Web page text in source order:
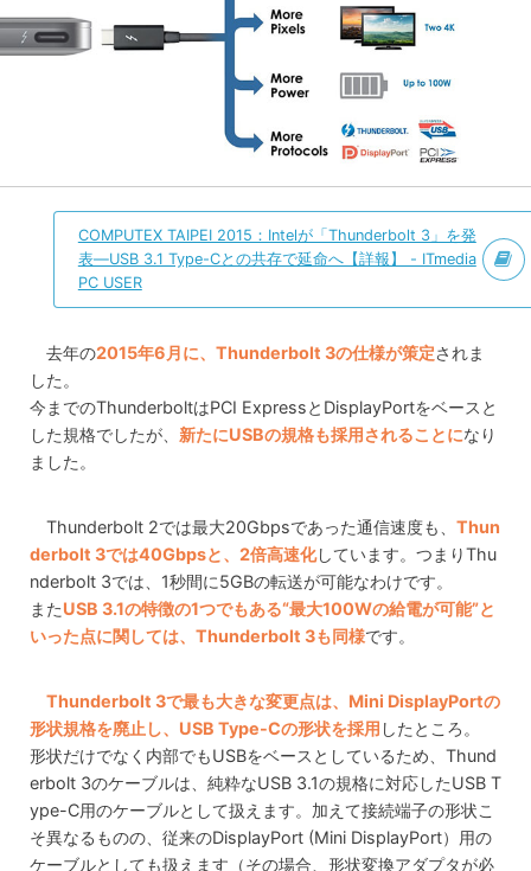
COMPUTEX TAIPEI 2015：Intelが「Thunderbolt 3」を発
表—USB 3.1 Type-Cとの共存で延命へ【詳報】 - ITmedia
PC USER
去年の2015年6月に、Thunderbolt 3の仕様が策定されま
した。
今までのThunderboltはPCI ExpressとDisplayPortをベースと
した規格でしたが、 新たにUSBの規格も採用されることになり
ました。
Thunderbolt 2では最大20Gbpsであった通信速度も、Thun
derbolt 3では40Gbpsと、2倍高速化しています。つまりThu
nderbolt 3では、1秒間に5GBの転送が可能なわけです。
またUSB 3.1の特徴の1つでもある“最大100Wの給電が可能”と
いった点に関しては、Thunderbolt 3も同様です。
Thunderbolt 3で最も大きな変更点は、Mini DisplayPortの
形状規格を廃止し、USB Type-Cの形状を採用 したところ。
形状だけでなく内部でもUSBをベースとしているため、Thund
erbolt 3のケーブルは、純粋なUSB 3.1の規格に対応したUSB T
ype-C用のケーブルとして扱えます。加えて接続端子の形状こ
そ異なるものの、従来のDisplayPort (Mini DisplayPort）用の
ケーブルとしても扱えます（その場合、形状変換アダプタが必